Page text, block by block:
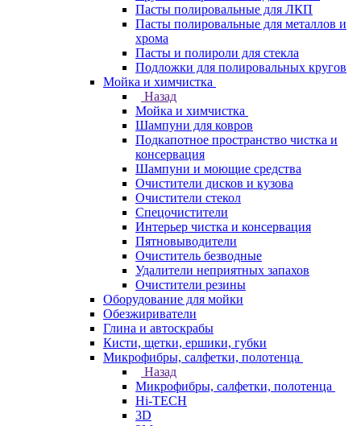
Пасты полировальные для ЛКП
Пасты полировальные для металлов и
хрома
Пасты и полироли для стекла
Подложки для полировальных кругов
Мойка и химчистка
Назад
Мойка и химчистка
Шампуни для ковров
Подкапотное пространство чистка и
консервация
Шампуни и моющие средства
Очистители дисков и кузова
Очистители стекол
Спецочистители
Интерьер чистка и консервация
Пятновыводители
Очиститель безводные
Удалители неприятных запахов
Очистители резины
Оборудование для мойки
Обезжириватели
Глина и автоскрабы
Кисти, щетки, ершики, губки
Микрофибры, салфетки, полотенца
Назад
Микрофибры, салфетки, полотенца
Hi-TECH
3D